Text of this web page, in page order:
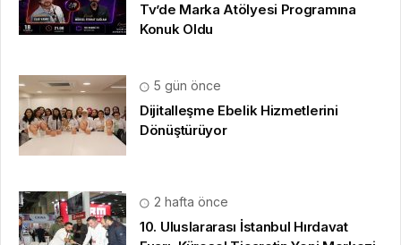
Tv’de Marka Atölyesi Programına
Konuk Oldu
5 gün önce
Dijitalleşme Ebelik Hizmetlerini
Dönüştürüyor
2 hafta önce
10. Uluslararası İstanbul Hırdavat